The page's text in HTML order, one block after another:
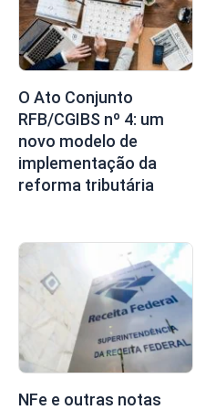
O Ato Conjunto
RFB/CGIBS nº 4: um
novo modelo de
implementação da
reforma tributária
NFe e outras notas